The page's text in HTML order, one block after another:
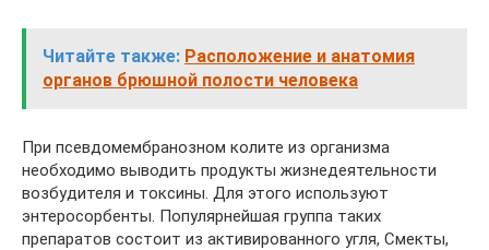
Читайте также: Расположение и анатомия
органов брюшной полости человека
При псевдомембранозном колите из организма
необходимо выводить продукты жизнедеятельности
возбудителя и токсины. Для этого используют
энтеросорбенты. Популярнейшая группа таких
препаратов состоит из активированного угля, Смекты,